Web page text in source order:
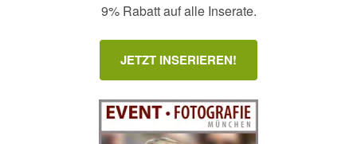
9% Rabatt auf alle Inserate.
JETZT INSERIEREN!